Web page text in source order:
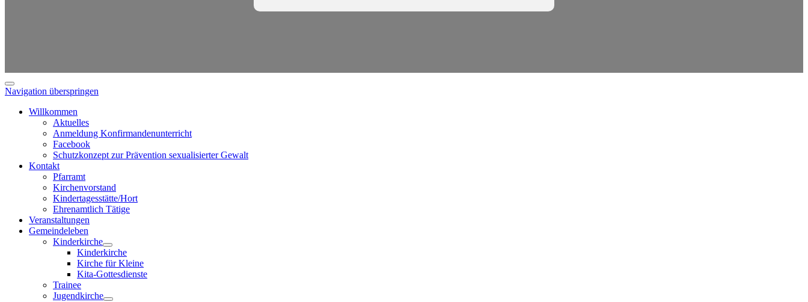
Navigation überspringen
Willkommen
Aktuelles
Anmeldung Konfirmandenunterricht
Facebook
Schutzkonzept zur Prävention sexualisierter Gewalt
Kontakt
Pfarramt
Kirchenvorstand
Kindertagesstätte/Hort
Ehrenamtlich Tätige
Veranstaltungen
Gemeindeleben
Kinderkirche
Kinderkirche
Kirche für Kleine
Kita-Gottesdienste
Trainee
Jugendkirche